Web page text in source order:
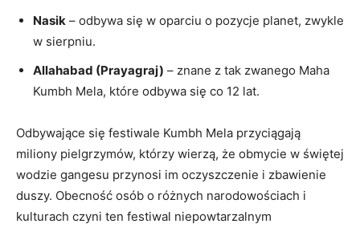
Nasik – odbywa się w oparciu o pozycje planet, zwykle
w sierpniu.
Allahabad (Prayagraj) – znane z tak zwanego Maha
Kumbh Mela, które odbywa się co 12 lat.
Odbywające się festiwale Kumbh Mela przyciągają
miliony pielgrzymów, którzy wierzą, że obmycie w świętej
wodzie gangesu przynosi im oczyszczenie i zbawienie
duszy. Obecność osób o różnych narodowościach i
kulturach czyni ten festiwal niepowtarzalnym